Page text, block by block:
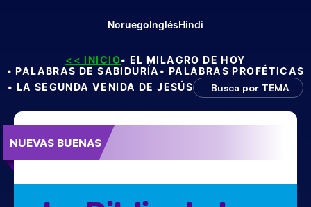
NoruegoInglésHindi
<< INICIO• EL MILAGRO DE HOY
• PALABRAS DE SABIDURÍA • PALABRAS PROFÉTICAS
• LA SEGUNDA VENIDA DE JESÚS
Busca por TEMA
¡Celebrando 55 años de matrimonio, con el poder y la
NUEVAS BUENAS